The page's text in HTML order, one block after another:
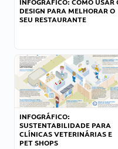
INFOGRÁFICO: COMO USAR
DESIGN PARA MELHORAR O
SEU RESTAURANTE
INFOGRÁFICO:
SUSTENTABILIDADE PARA
CLÍNICAS VETERINÁRIAS E
PET SHOPS